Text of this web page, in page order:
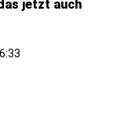
jetzt auch